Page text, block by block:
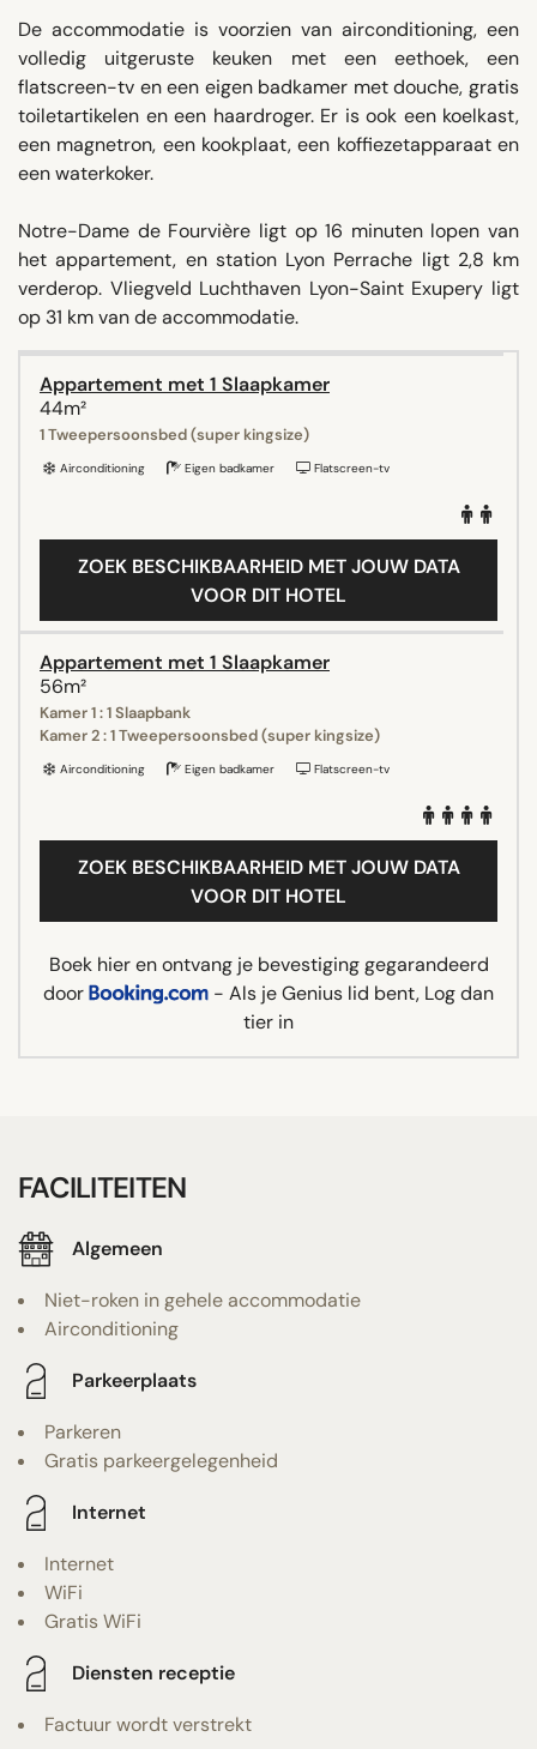
De accommodatie is voorzien van airconditioning, een
volledig uitgeruste keuken met een eethoek, een
flatscreen-tv en een eigen badkamer met douche, gratis
toiletartikelen en een haardroger. Er is ook een koelkast,
een magnetron, een kookplaat, een koffiezetapparaat en
een waterkoker.
Notre-Dame de Fourvière ligt op 16 minuten lopen van
het appartement, en station Lyon Perrache ligt 2,8 km
verderop. Vliegveld Luchthaven Lyon-Saint Exupery ligt
op 31 km van de accommodatie.
Appartement met 1 Slaapkamer
44m²
1 Tweepersoonsbed (super kingsize)
Airconditioning Eigen badkamer Flatscreen-tv
ZOEK BESCHIKBAARHEID MET JOUW DATA
VOOR DIT HOTEL
Appartement met 1 Slaapkamer
56m²
Kamer 1 : 1 Slaapbank
Kamer 2 : 1 Tweepersoonsbed (super kingsize)
Airconditioning Eigen badkamer Flatscreen-tv
ZOEK BESCHIKBAARHEID MET JOUW DATA
VOOR DIT HOTEL
Boek hier en ontvang je bevestiging gegarandeerd
door
- Als je Genius lid bent, Log dan
tier in
FACILITEITEN
Algemeen
Niet-roken in gehele accommodatie
Airconditioning
Parkeerplaats
Parkeren
Gratis parkeergelegenheid
Internet
Internet
WiFi
Gratis WiFi
Diensten receptie
Factuur wordt verstrekt